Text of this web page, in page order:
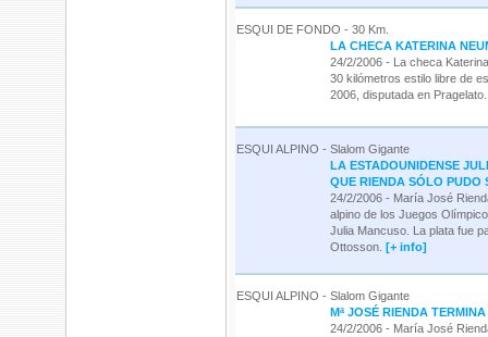
ESQUI DE FONDO - 30 Km.
LA CHECA KATERINA
24/2/2006 - La checa
30 kilómetros estilo libre de
2006, disputada en
ESQUI ALPINO - Slalom Gigante
LA ESTADOUNIDENSE
QUE RIENDA SÓLO PUDO
24/2/2006 - María José
alpino de los Juegos
Julia Mancuso. La plata fue
Ottosson. [+ info]
ESQUI ALPINO - Slalom Gigante
Mª JOSÉ RIENDA
24/2/2006 - María José